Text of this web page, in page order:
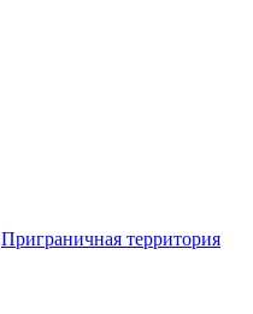
Приграничная территория